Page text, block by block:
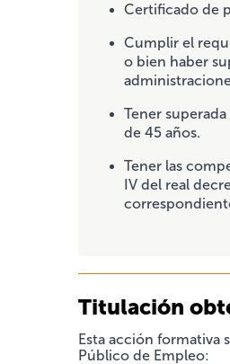
Certificado de
Cumplir el
o bien haber
Tener
de 45 años.
Tener las
IV del real
Titulación
Esta acción
Público de Empleo: